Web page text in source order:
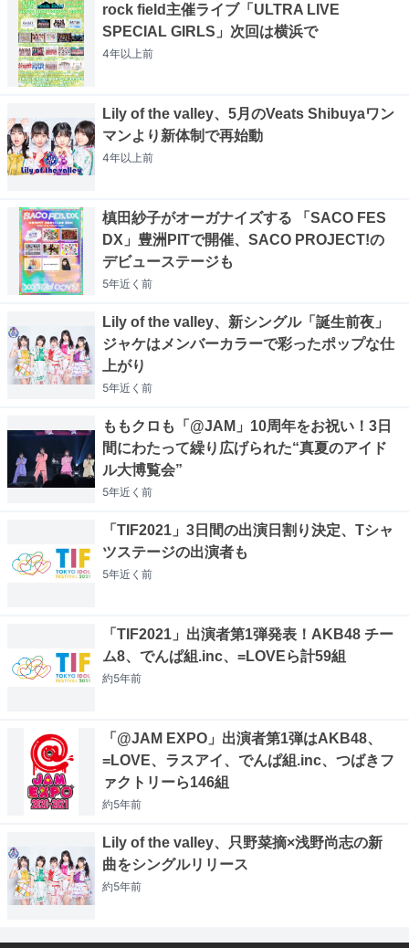
rock field主催ライブ「ULTRA LIVE
SPECIAL GIRLS」次回は横浜で
4年以上前
Lily of the valley、5月のVeats Shibuyaワン
マンより新体制で再始動
4年以上前
槙田紗子がオーガナイズする 「SACO FES
DX」豊洲PITで開催、SACO PROJECT!の
デビューステージも
5年近く 前
Lily of the valley、新シングル「誕生前夜」
ジャケはメンバーカラーで彩ったポップな仕
上がり
5年近く 前
ももクロも「@JAM」10周年をお祝い！3日
間にわたって繰り広げられた“真夏のアイド
ル大博覧会”
5年近く 前
「TIF2021」3日間の出演日割り決定、Tシャ
ツステージの出演者も
5年近く 前
「TIF2021」出演者第1弾発表！AKB48 チー
ム8、でんぱ組.inc、=LOVEら計59組
約5年前
「@JAM EXPO」出演者第1弾はAKB48、
=LOVE、ラスアイ、でんぱ組.inc、つばきフ
ァクトリーら146組
約5年前
Lily of the valley、只野菜摘×浅野尚志の新
曲をシングルリリース
約5年前